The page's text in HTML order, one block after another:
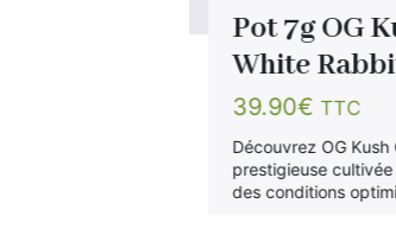
Pot 7g OG
White
39.90€ TTC
Découvrez OG Kush
prestigieuse
des conditions